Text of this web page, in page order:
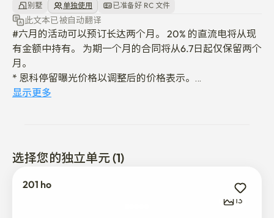
别墅 单独使用 已准备好 RC 文件
此文本已被自动翻译
#六月的活动可以预订长达两个月。 20% 的直流电将从现
有金额中持有。 为期一个月的合同将从6.7日起仅保留两个
月。
* 恩科停留曝光价格以调整后的价格表示。
光和集中设施，提供私人的学习和工作空间。 工作桌和柜
子布置在客厅里，优化了远程办公或在线讲座的功能，并
且所有房间都配备了稳定的高速无线网络，便于进行视频
会议和在线课程。 厨房配备了双人台面、微波炉、冰箱以
显示更多
选择您的独立单元 (1)
201 ho
13